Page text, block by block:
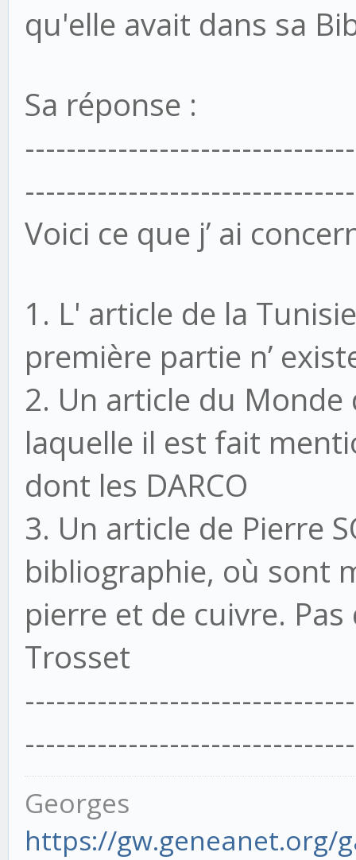
qu'elle avait dans sa
Sa réponse :
Voici ce que j’ ai
1. L' article de la
première partie n’
2. Un article du Monde
laquelle il est fait
dont les DARCO
3. Un article de Pierre
bibliographie, où sont
pierre et de cuivre.
Trosset
Georges
https://gw.geneanet.org/